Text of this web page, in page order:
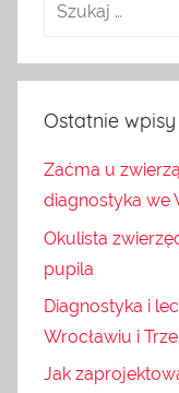
Ostatnie wpisy
Zaćma u
diagnostyka we
Okulista
pupila
Diagnostyka i
Wrocławiu i
Jak